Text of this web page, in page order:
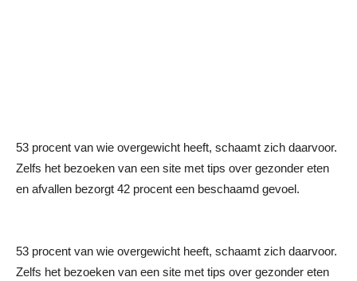
53 procent van wie overgewicht heeft, schaamt zich daarvoor.
Zelfs het bezoeken van een site met tips over gezonder eten
en afvallen bezorgt 42 procent een beschaamd gevoel.
53 procent van wie overgewicht heeft, schaamt zich daarvoor.
Zelfs het bezoeken van een site met tips over gezonder eten